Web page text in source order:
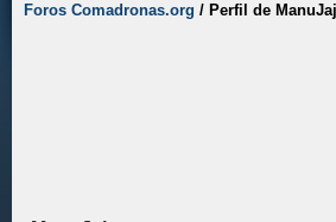
Foros Comadronas.org / Perfil de